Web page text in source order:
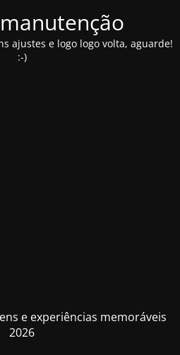
ajustes e logo logo volta, aguarde!
:-)
e experiências memoráveis
2026